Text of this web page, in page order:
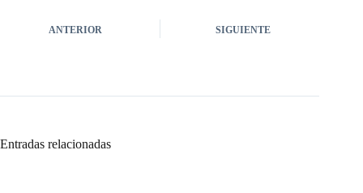
ANTERIOR SIGUIENTE
Entradas relacionadas